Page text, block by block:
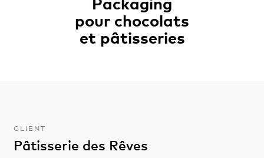
pour chocolats
et pâtisseries
CLIENT
Pâtisserie des Rêves